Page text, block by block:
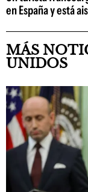
en España y está
MÁS
UNIDOS